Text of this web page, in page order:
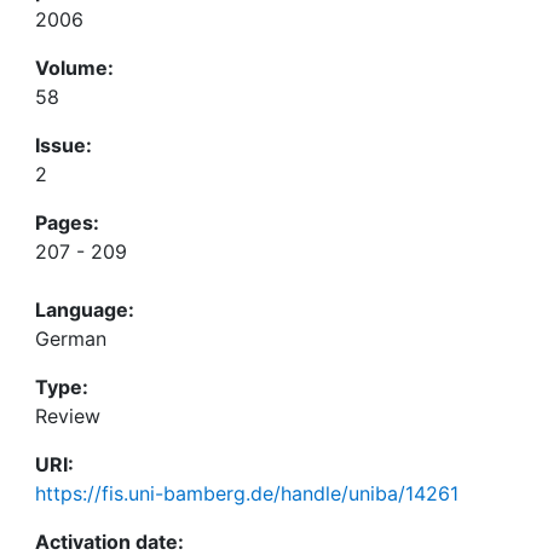
2006
Volume:
58
Issue:
2
Pages:
207 - 209
Language:
German
Type:
Review
URI:
https://fis.uni-bamberg.de/handle/uniba/14261
Activation date: